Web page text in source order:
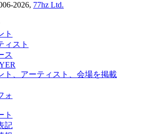
2026, 77hz Ltd.
ト
ィスト
ス
ト、アーティスト、会場を掲載
ォ
ト
記